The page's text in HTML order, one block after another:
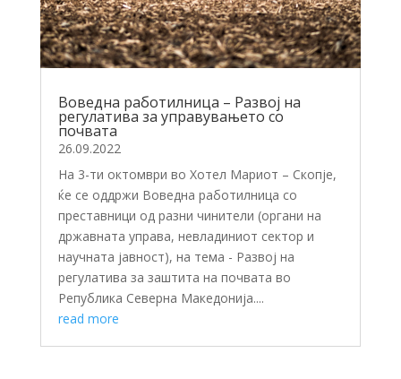
Воведна работилница – Развој на
регулатива за управувањето со
почвата
26.09.2022
На 3-ти октомври во Хотел Мариот – Скопје,
ќе се оддржи Воведна работилница со
преставници од разни чинители (органи на
државната управа, невладиниот сектор и
научната јавност), на тема - Развој на
регулатива за заштита на почвата во
Република Северна Македонија....
read more